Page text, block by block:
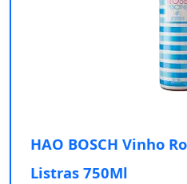
HAO BOSCH Vinho
Listras 750Ml